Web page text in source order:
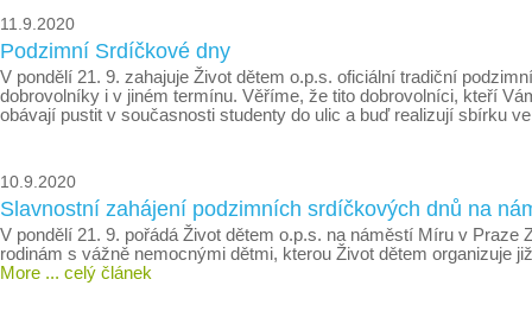
11.9.2020
Podzimní Srdíčkové dny
V pondělí 21. 9. zahajuje Život dětem o.p.s. oficiální tradiční
dobrovolníky i v jiném termínu. Věříme, že tito dobrovolníci, kteří
obávají pustit v současnosti studenty do ulic a buď realizují sbírku
10.9.2020
Slavnostní zahájení podzimních srdíčkových dnů na
V pondělí 21. 9. pořádá Život dětem o.p.s. na náměstí Míru v
rodinám s vážně nemocnými dětmi, kterou Život dětem organizuje
More ... celý článek